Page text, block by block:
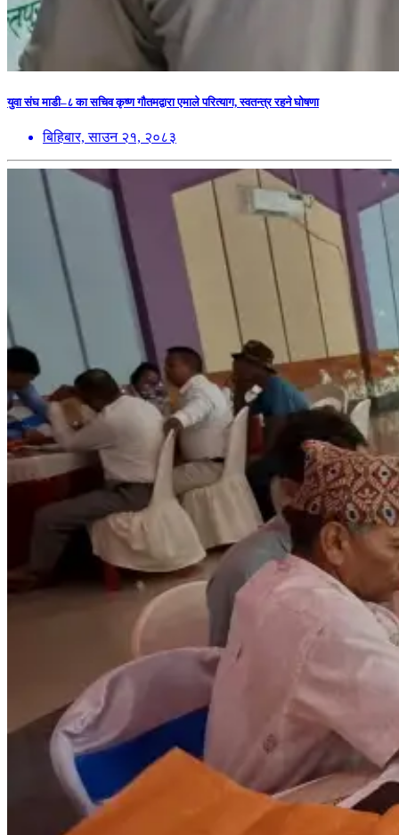
युवा संघ माडी–८ का सचिव कृष्ण गौतमद्वारा एमाले परित्याग, स्वतन्त्र रहने घोषणा
बिहिबार, साउन २१, २०८३